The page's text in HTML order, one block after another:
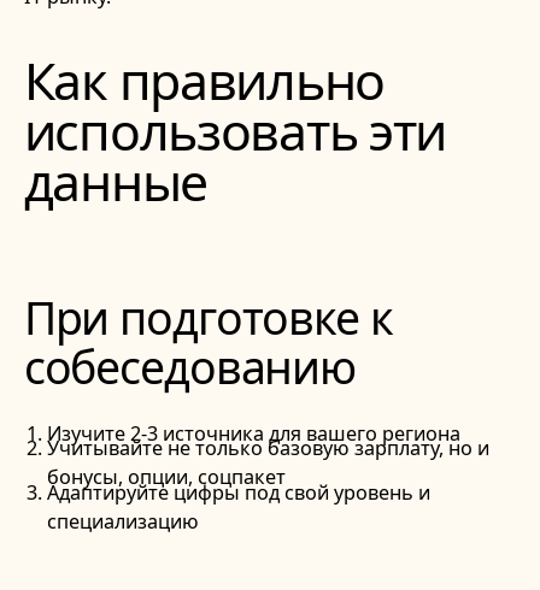
Как правильно
использовать эти
данные
При подготовке к
собеседованию
Изучите 2-3 источника для вашего региона
Учитывайте не только базовую зарплату, но и
бонусы, опции, соцпакет
Адаптируйте цифры под свой уровень и
специализацию